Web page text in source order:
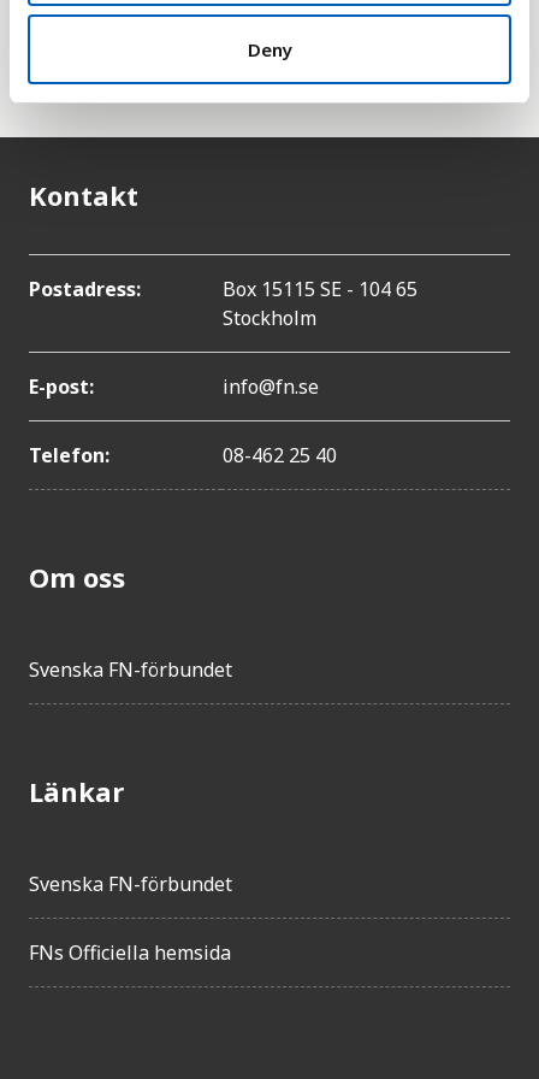
Deny
heller med i den här statistiken eftersom dessa tas
han om FN:s särskilda organ för palestinska
flyktingar,
Kontakt
Postadress:
Box 15115 SE - 104 65
Stockholm
E-post: info@fn.se
Telefon: 08-462 25 40
Om oss
Svenska FN-förbundet
Länkar
Svenska FN-förbundet
FNs Officiella hemsida